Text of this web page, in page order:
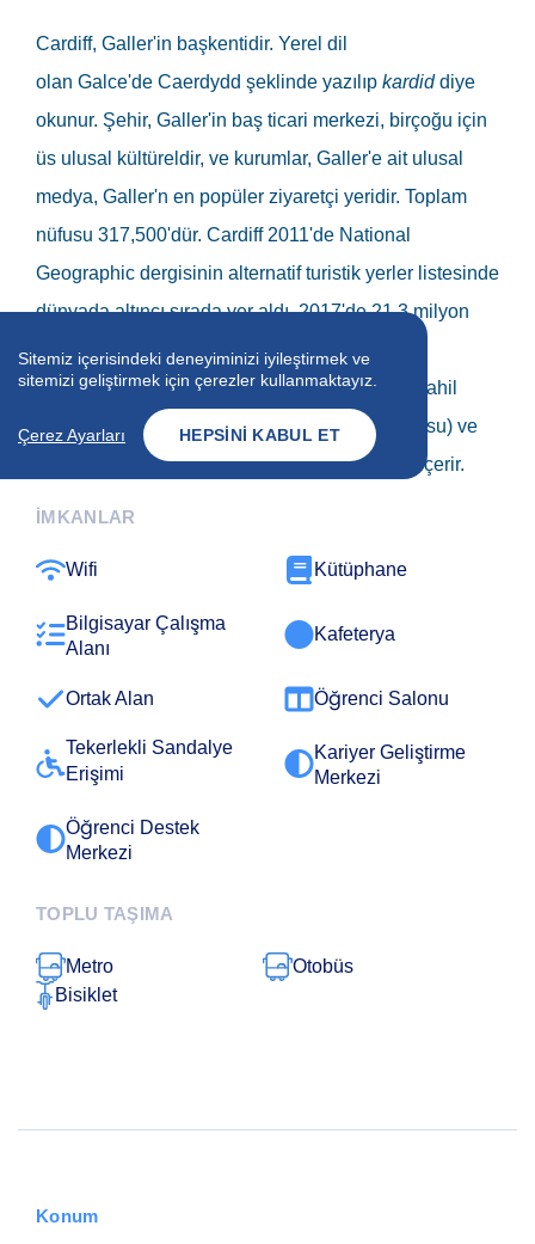
Cardiff, Galler'in başkentidir. Yerel dil
olan Galce'de Caerdydd şeklinde yazılıp kardiddiye
okunur. Şehir, Galler'in baş ticari merkezi, birçoğu için
üs ulusal kültüreldir, ve kurumlar, Galler'e ait ulusal
medya, Galler'n en popüler ziyaretçi yeridir. Toplam
nüfusu 317,500'dür. Cardiff 2011'de National
Geographic dergisinin alternatif turistik yerler listesinde
dünyada altıncı sırada yer aldı. 2017'de 21,3 milyon
ziyaretçi ile Galler'deki en popüler
destinasyondur. Cardiff Körfezi'ndeki yeni bir sahil
bölgesini, Senedd binasını (Galler Parlamentosu) ve
Galler Millennium Merkezi sanat kompleksini içerir.
İMKANLAR
Wifi Kütüphane
Bilgisayar Çalışma
Alanı
Kafeterya
Ortak Alan Öğrenci Salonu
Tekerlekli Sandalye
Erişimi
Kariyer Geliştirme
Merkezi
Öğrenci Destek
Merkezi
TOPLU TAŞIMA
Metro
Otobüs
Bisiklet
Konum
Sitemiz içerisindeki deneyiminizi iyileştirmek ve
sitemizi geliştirmek için çerezler kullanmaktayız.
Çerez Ayarları HEPSINI KABUL ET